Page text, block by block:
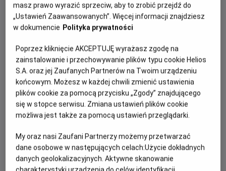
REŻYSERIA SCENARIUSZ
Ehud Yonay
OBSADA
Tom Cruise, Kelly McGillis, Tim Robbins
WIĘCEJ SZCZEGÓŁÓW
Uczniowie elitarnej jednostki lotniczej, Maverick i Tom
Kasansky, rywalizują o tytuł najlepszego pilota.
masz prawo wyrazić sprzeciw, aby to zrobić przejdź do
„Ustawień Zaawansowanych”. Więcej informacji znajdziesz
w dokumencie Polityka prywatności
Poprzez kliknięcie AKCEPTUJĘ wyrażasz zgodę na
zainstalowanie i przechowywanie plików typu cookie Helios
S.A. oraz jej Zaufanych Partnerów na Twoim urządzeniu
końcowym. Możesz w każdej chwili zmienić ustawienia
plików cookie za pomocą przycisku „Zgody” znajdującego
się w stopce serwisu. Zmiana ustawień plików cookie
możliwa jest także za pomocą ustawień przeglądarki.
My oraz nasi Zaufani Partnerzy możemy przetwarzać
dane osobowe w następujących celach:Użycie dokładnych
danych geolokalizacyjnych. Aktywne skanowanie